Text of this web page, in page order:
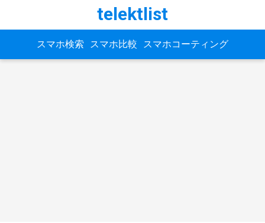
telektlist
スマホ検索 スマホ比較 スマホコーティング